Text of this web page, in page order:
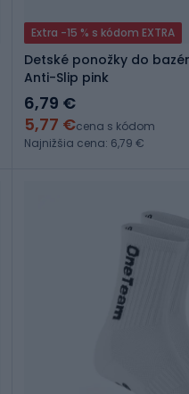
Extra -15 % s kódom EXTRA
Detské ponožky do
Anti-Slip pink
6,79 €
5,77 €cena s kódom
Najnižšia cena: 6,79 €